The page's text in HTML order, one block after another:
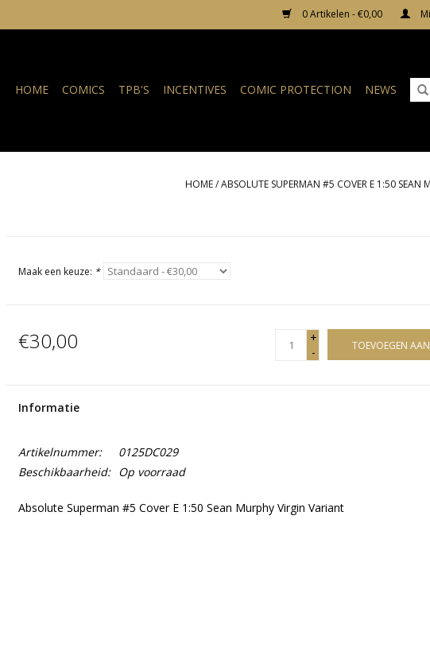
0 Artikelen - €0,00
HOME COMICS TPB'S INCENTIVES COMIC PROTECTION NEWS
HOME/ABSOLUTE SUPERMAN #5 COVER E 1:50 SEAN
Maak een keuze: *
€30,00
+
-
TOEVOEGEN
Informatie
Artikelnummer:
0125DC029
Beschikbaarheid:
Op voorraad
Absolute Superman #5 Cover E 1:50 Sean Murphy Virgin Variant